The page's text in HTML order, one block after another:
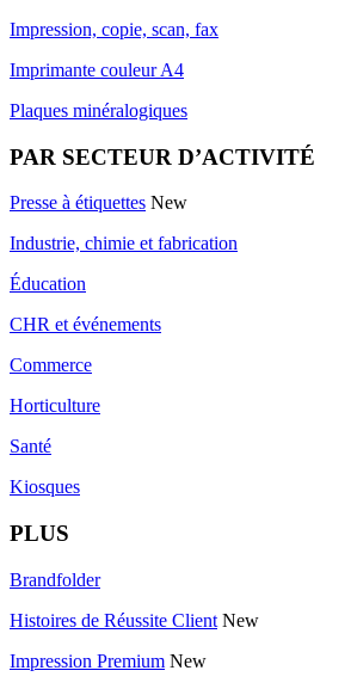
Impression, copie, scan, fax
Imprimante couleur A4
Plaques minéralogiques
PAR SECTEUR D’ACTIVITÉ
Presse à étiquettes New
Industrie, chimie et fabrication
Éducation
CHR et événements
Commerce
Horticulture
Santé
Kiosques
PLUS
Brandfolder
Histoires de Réussite Client New
Impression Premium New